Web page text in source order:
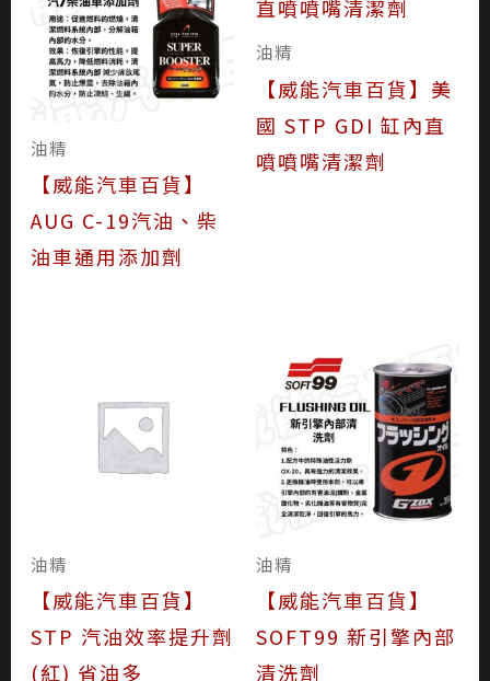
油精
【威能汽車百貨】
AUG C-19汽油、柴
油車通用添加劑
油精
【威能汽車百貨】美
國 STP GDI 缸內直
噴噴嘴清潔劑
油精
【威能汽車百貨】
STP 汽油效率提升劑
(紅) 省油多
油精
【威能汽車百貨】
SOFT99 新引擎內部
清洗劑